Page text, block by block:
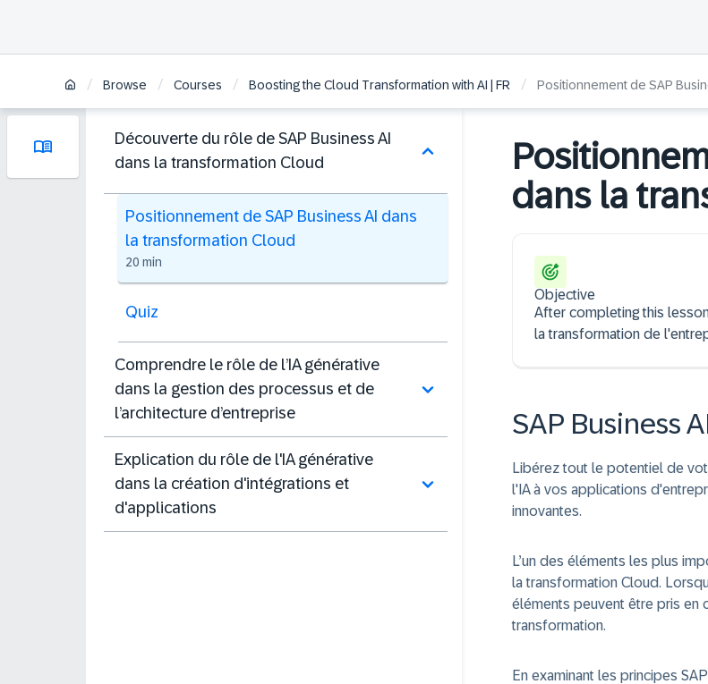
/ Browse / Courses / Boosting the Cloud Transformation with AI | FR / Positionnement de SAP
Découverte du rôle de SAP Business AI
dans la transformation Cloud
Positionnement de SAP Business AI dans
la transformation Cloud
20 min
Quiz
Comprendre le rôle de l’IA générative
dans la gestion des processus et de
l’architecture d’entreprise
Explication du rôle de l'IA générative
dans la création d'intégrations et
d'applications
dans la
Objective
After completing this
la transformation de
SAP Business
Libérez tout le potentiel de
l'IA à vos applications
innovantes.
L’un des éléments les plus
la transformation Cloud.
éléments peuvent être pris en
transformation.
En examinant les principes